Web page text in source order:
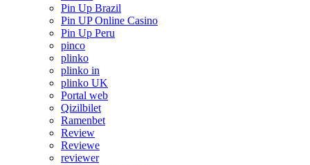
Pin Up Brazil
Pin UP Online Casino
Pin Up Peru
pinco
plinko
plinko in
plinko UK
Portal web
Qizilbilet
Ramenbet
Review
Reviewe
reviewer